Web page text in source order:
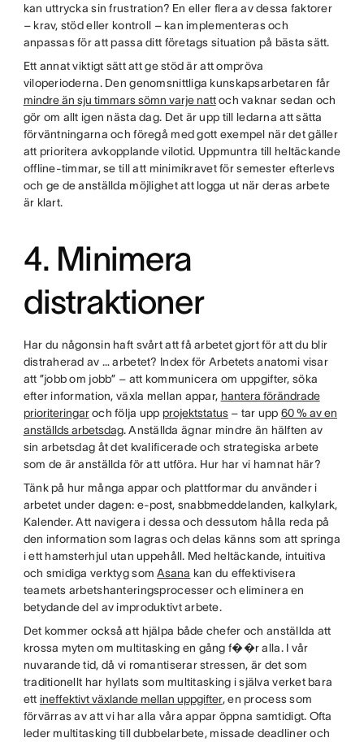
kan uttrycka sin frustration? En eller flera av dessa faktorer
– krav, stöd eller kontroll – kan implementeras och
anpassas för att passa ditt företags situation på bästa sätt.
Ett annat viktigt sätt att ge stöd är att ompröva
viloperioderna. Den genomsnittliga kunskapsarbetaren får
mindre än sju timmars sömn varje nattoch vaknar sedan och
gör om allt igen nästa dag. Det är upp till ledarna att sätta
förväntningarna och föregå med gott exempel när det gäller
att prioritera avkopplande vilotid. Uppmuntra till heltäckande
offline-timmar, se till att minimikravet för semester efterlevs
och ge de anställda möjlighet att logga ut när deras arbete
är klart.
4. Minimera
distraktioner
Har du någonsin haft svårt att få arbetet gjort för att du blir
distraherad av … arbetet? Index för Arbetets anatomi visar
att ”jobb om jobb” – att kommunicera om uppgifter, söka
efter information, växla mellan appar, hantera förändrade
prioriteringaroch följa upp projektstatus– tar upp 60 % av en
anställds arbetsdag. Anställda ägnar mindre än hälften av
sin arbetsdag åt det kvalificerade och strategiska arbete
som de är anställda för att utföra. Hur har vi hamnat här?
Tänk på hur många appar och plattformar du använder i
arbetet under dagen: e-post, snabbmeddelanden, kalkylark,
Kalender. Att navigera i dessa och dessutom hålla reda på
den information som lagras och delas känns som att springa
i ett hamsterhjul utan uppehåll. Med heltäckande, intuitiva
och smidiga verktyg somAsana kan du effektivisera
teamets arbetshanteringsprocesser och eliminera en
betydande del av improduktivt arbete.
Det kommer också att hjälpa både chefer och anställda att
krossa myten om multitasking en gång f��r alla. I vår
nuvarande tid, då vi romantiserar stressen, är det som
traditionellt har hyllats som multitasking i själva verket bara
ett ineffektivt växlande mellan uppgifter, en process som
förvärras av att vi har alla våra appar öppna samtidigt. Ofta
leder multitasking till dubbelarbete, missade deadliner och